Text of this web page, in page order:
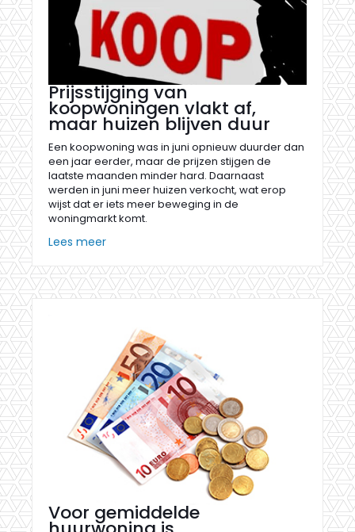
Prijsstijging van
koopwoningen vlakt af,
maar huizen blijven duur
Een koopwoning was in juni opnieuw duurder dan
een jaar eerder, maar de prijzen stijgen de
laatste maanden minder hard. Daarnaast
werden in juni meer huizen verkocht, wat erop
wijst dat er iets meer beweging in de
woningmarkt komt.
Lees meer
Voor gemiddelde